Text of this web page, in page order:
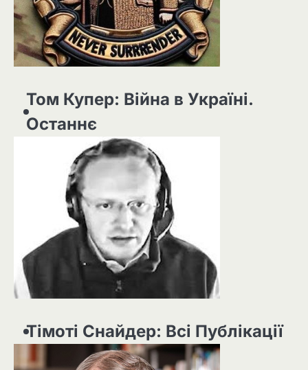
Том Купер: Війна в Україні.
Останнє
Тімоті Снайдер: Всі Публікації